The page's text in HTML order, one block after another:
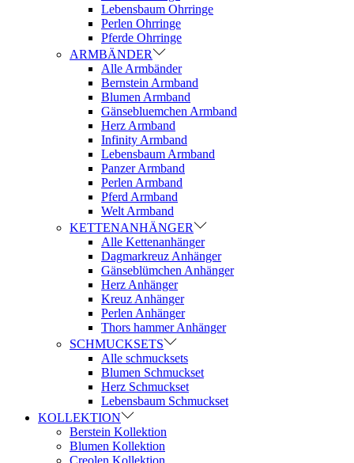
Lebensbaum Ohrringe
Perlen Ohrringe
Pferde Ohrringe
ARMBÄNDER
Alle Armbänder
Bernstein Armband
Blumen Armband
Gänsebluemchen Armband
Herz Armband
Infinity Armband
Lebensbaum Armband
Panzer Armband
Perlen Armband
Pferd Armband
Welt Armband
KETTENANHÄNGER
Alle Kettenanhänger
Dagmarkreuz Anhänger
Gänseblümchen Anhänger
Herz Anhänger
Kreuz Anhänger
Perlen Anhänger
Thors hammer Anhänger
SCHMUCKSETS
Alle schmucksets
Blumen Schmuckset
Herz Schmuckset
Lebensbaum Schmuckset
KOLLEKTION
Berstein Kollektion
Blumen Kollektion
Creolen Kollektion